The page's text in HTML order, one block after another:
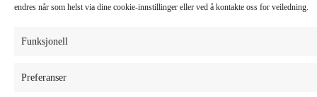
endres når som helst via dine cookie-innstillinger eller ved å kontakte oss for veiledning.
Funksjonell
Preferanser